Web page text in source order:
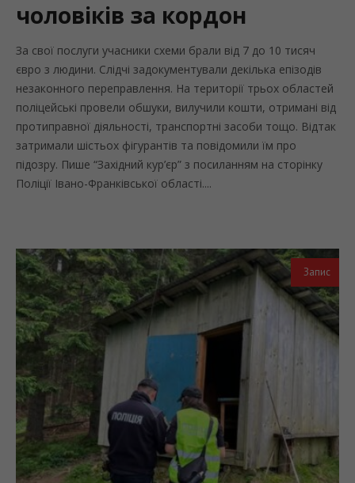
чоловіків за кордон
За свої послуги учасники схеми брали від 7 до 10 тисяч
євро з людини. Слідчі задокументували декілька епізодів
незаконного переправлення. На території трьох областей
поліцейські провели обшуки, вилучили кошти, отримані від
протиправної діяльності, транспортні засоби тощо. Відтак
затримали шістьох фігурантів та повідомили їм про
підозру. Пише “Західний кур’єр” з посиланням на сторінку
Поліції Івано-Франківської області....
Запис